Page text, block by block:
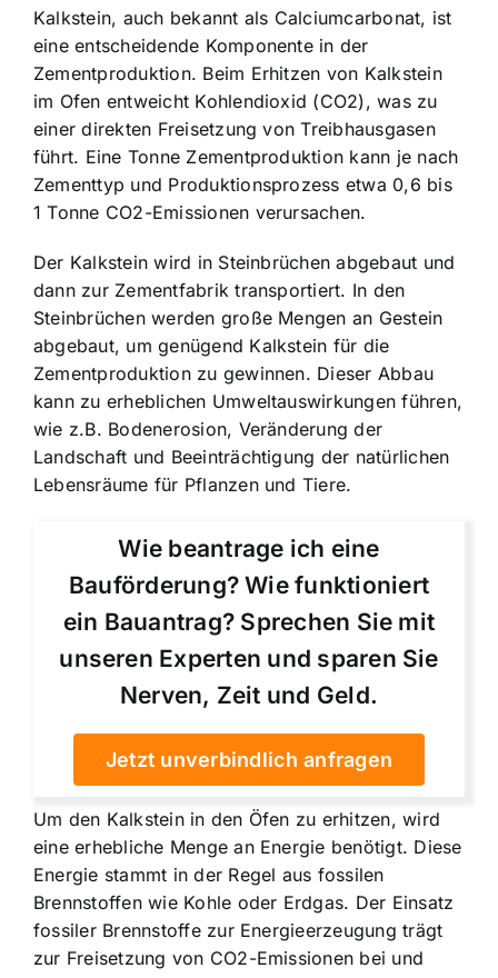
Kalkstein, auch bekannt als Calciumcarbonat, ist
eine entscheidende Komponente in der
Zementproduktion. Beim Erhitzen von Kalkstein
im Ofen entweicht Kohlendioxid (CO2), was zu
einer direkten Freisetzung von Treibhausgasen
führt. Eine Tonne Zementproduktion kann je nach
Zementtyp und Produktionsprozess etwa 0,6 bis
1 Tonne CO2-Emissionen verursachen.
Der Kalkstein wird in Steinbrüchen abgebaut und
dann zur Zementfabrik transportiert. In den
Steinbrüchen werden große Mengen an Gestein
abgebaut, um genügend Kalkstein für die
Zementproduktion zu gewinnen. Dieser Abbau
kann zu erheblichen Umweltauswirkungen führen,
wie z.B. Bodenerosion, Veränderung der
Landschaft und Beeinträchtigung der natürlichen
Lebensräume für Pflanzen und Tiere.
Wie beantrage ich eine
Bauförderung? Wie funktioniert
ein Bauantrag? Sprechen Sie mit
unseren Experten und sparen Sie
Nerven, Zeit und Geld.
Jetzt unverbindlich anfragen
Um den Kalkstein in den Öfen zu erhitzen, wird
eine erhebliche Menge an Energie benötigt. Diese
Energie stammt in der Regel aus fossilen
Brennstoffen wie Kohle oder Erdgas. Der Einsatz
fossiler Brennstoffe zur Energieerzeugung trägt
zur Freisetzung von CO2-Emissionen bei und